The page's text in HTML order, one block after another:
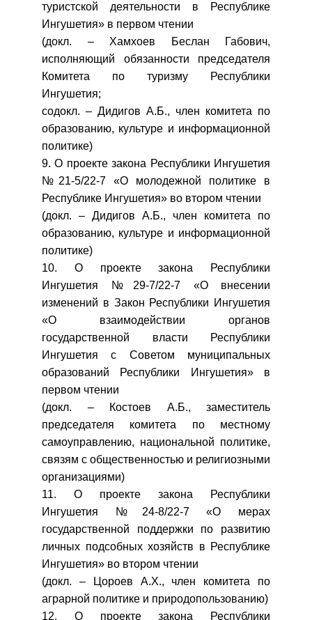
туристской деятельности в Республике
Ингушетия» в первом чтении
(докл. – Хамхоев Беслан Габович,
исполняющий обязанности председателя
Комитета по туризму Республики
Ингушетия;
содокл. – Дидигов А.Б., член комитета по
образованию, культуре и информационной
политике)
9. О проекте закона Республики Ингушетия
№21-5/22-7 «О молодежной политике в
Республике Ингушетия» во втором чтении
(докл. – Дидигов А.Б., член комитета по
образованию, культуре и информационной
политике)
10. О проекте закона Республики
Ингушетия №29-7/22-7 «О внесении
изменений в Закон Республики Ингушетия
«О взаимодействии органов
государственной власти Республики
Ингушетия с Советом муниципальных
образований Республики Ингушетия» в
первом чтении
(докл. – Костоев А.Б., заместитель
председателя комитета по местному
самоуправлению, национальной политике,
связям с общественностью и религиозными
организациями)
11. О проекте закона Республики
Ингушетия №24-8/22-7 «О мерах
государственной поддержки по развитию
личных подсобных хозяйств в Республике
Ингушетия» во втором чтении
(докл. – Цороев А.Х., член комитета по
аграрной политике и природопользованию)
12. О проекте закона Республики